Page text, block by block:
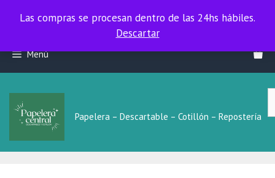
Las compras se procesan dentro de las 24hs hábiles.
Las compras se procesan dentro de las 24hs hábiles.
Descartar
contenido
Menú
Papelera – Descartable – Cotillón – Repostería